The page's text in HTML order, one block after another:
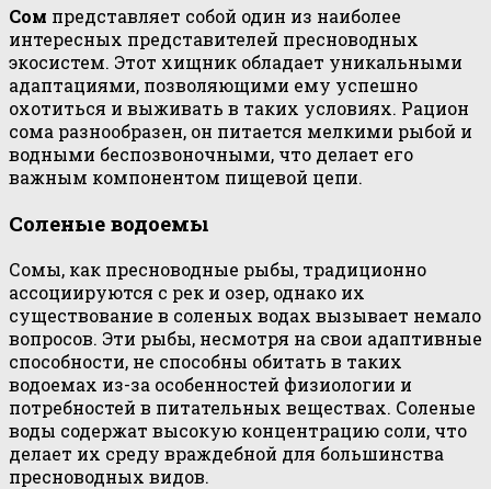
Сом представляет собой один из наиболее
интересных представителей пресноводных
экосистем. Этот хищник обладает уникальными
адаптациями, позволяющими ему успешно
охотиться и выживать в таких условиях. Рацион
сома разнообразен, он питается мелкими рыбой и
водными беспозвоночными, что делает его
важным компонентом пищевой цепи.
Соленые водоемы
Сомы, как пресноводные рыбы, традиционно
ассоциируются с рек и озер, однако их
существование в соленых водах вызывает немало
вопросов. Эти рыбы, несмотря на свои адаптивные
способности, не способны обитать в таких
водоемах из-за особенностей физиологии и
потребностей в питательных веществах. Соленые
воды содержат высокую концентрацию соли, что
делает их среду враждебной для большинства
пресноводных видов.